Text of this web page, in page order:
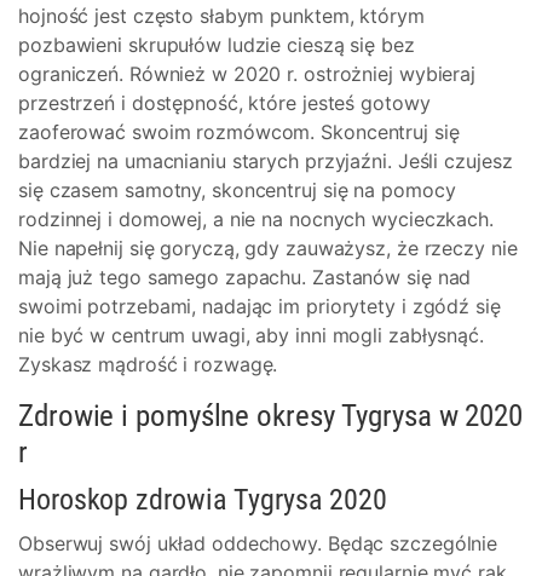
hojność jest często słabym punktem, którym
pozbawieni skrupułów ludzie cieszą się bez
ograniczeń. Również w 2020 r. ostrożniej wybieraj
przestrzeń i dostępność, które jesteś gotowy
zaoferować swoim rozmówcom. Skoncentruj się
bardziej na umacnianiu starych przyjaźni. Jeśli czujesz
się czasem samotny, skoncentruj się na pomocy
rodzinnej i domowej, a nie na nocnych wycieczkach.
Nie napełnij się goryczą, gdy zauważysz, że rzeczy nie
mają już tego samego zapachu. Zastanów się nad
swoimi potrzebami, nadając im priorytety i zgódź się
nie być w centrum uwagi, aby inni mogli zabłysnąć.
Zyskasz mądrość i rozwagę.
Zdrowie i pomyślne okresy Tygrysa w 2020
r
Horoskop zdrowia Tygrysa 2020
Obserwuj swój układ oddechowy. Będąc szczególnie